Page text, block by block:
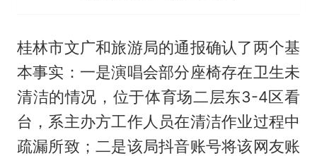
桂林市文广和旅游局的通报确认了两个基
本事实：一是演唱会部分座椅存在卫生未
清洁的情况，位于体育场二层东3-4区看
台，系主办方工作人员在清洁作业过程中
疏漏所致；二是该局抖音账号将该网友账